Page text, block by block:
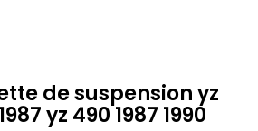
de suspension yz
yz 490 1987 1990